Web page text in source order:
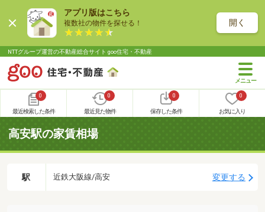
アプリ版はこちら
複数社の物件を探せる！ 開く
NTTグループ運営の不動産総合サイト goo住宅・不動産
0
最近検索した条件
0
最近見た物件
0
保存した条件
0
お気に入り
高安駅の家賃相場
駅 近鉄大阪線/高安 変更する